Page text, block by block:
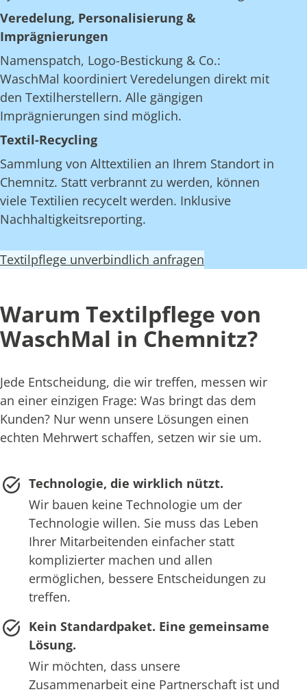
Veredelung, Personalisierung &
Imprägnierungen
Namenspatch, Logo-Bestickung & Co.:
WaschMal koordiniert Veredelungen direkt mit
den Textilherstellern. Alle gängigen
Imprägnierungen sind möglich.
Textil-Recycling
Sammlung von Alttextilien an Ihrem Standort in
Chemnitz. Statt verbrannt zu werden, können
viele Textilien recycelt werden. Inklusive
Nachhaltigkeitsreporting.
Textilpflege unverbindlich anfragen
Warum Textilpflege von
WaschMal in Chemnitz?
Jede Entscheidung, die wir treffen, messen wir
an einer einzigen Frage: Was bringt das dem
Kunden? Nur wenn unsere Lösungen einen
echten Mehrwert schaffen, setzen wir sie um.
Technologie, die wirklich nützt.
Wir bauen keine Technologie um der
Technologie willen. Sie muss das Leben
Ihrer Mitarbeitenden einfacher statt
komplizierter machen und allen
ermöglichen, bessere Entscheidungen zu
treffen.
Kein Standardpaket. Eine gemeinsame
Lösung.
Wir möchten, dass unsere
Zusammenarbeit eine Partnerschaft ist und